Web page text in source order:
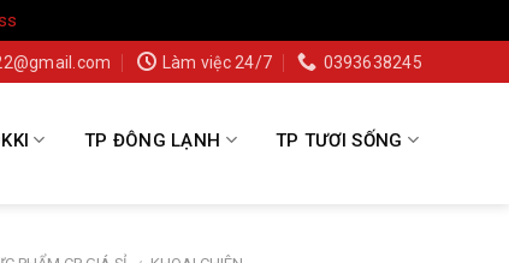
Làm việc 24/7 0393638245
TP ĐÔNG LẠNH TP TƯƠI SỐNG